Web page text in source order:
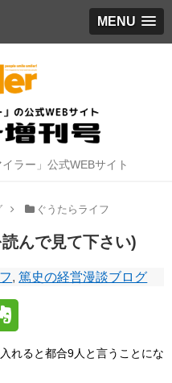
MENU
ラー」公式WEBサイト
ぐうたらライフ
んで見て下さい)
,篤史の経営漫談ブログ
れると都合9人と言うことにな